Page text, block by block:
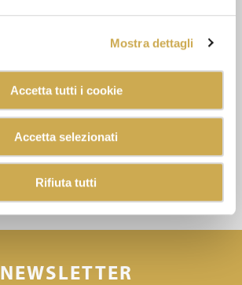
Mostra dettagli
Accetta tutti i cookie
Accetta selezionati
Rifiuta tutti
NEWSLETTER